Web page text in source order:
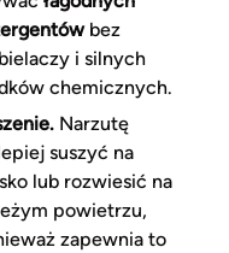
bez
i silnych
chemicznych.
Narzutę
suszyć na
lub rozwiesić na
powietrzu,
zapewnia to